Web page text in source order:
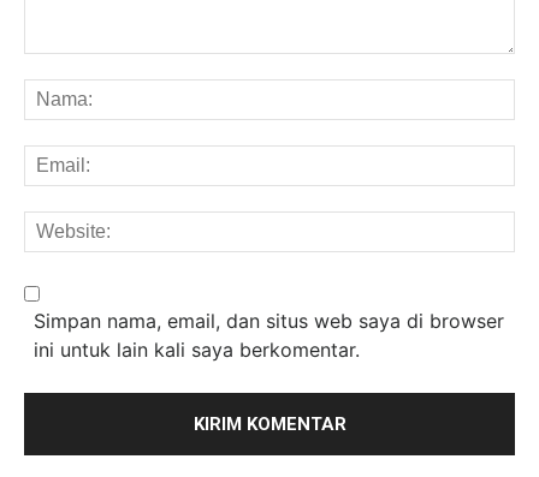
Simpan nama, email, dan situs web saya di browser
ini untuk lain kali saya berkomentar.